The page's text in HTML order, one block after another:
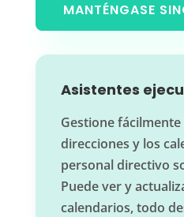
MANTÉNGASE
Asistentes
Gestione
direcciones y los
personal directivo
Puede ver y
calendarios, todo